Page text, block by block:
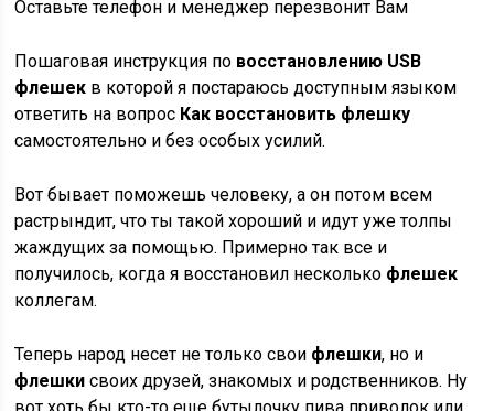
Оставьте телефон и менеджер перезвонит Вам
Пошаговая инструкция по восстановлению USB
флешек в которой я постараюсь доступным языком
ответить на вопрос Как восстановить флешку
самостоятельно и без особых усилий.
Вот бывает поможешь человеку, а он потом всем
растрындит, что ты такой хороший и идут уже толпы
жаждущих за помощью. Примерно так все и
получилось, когда я восстановил несколько флешек
коллегам.
Теперь народ несет не только свои флешки, но и
флешки своих друзей, знакомых и родственников. Ну